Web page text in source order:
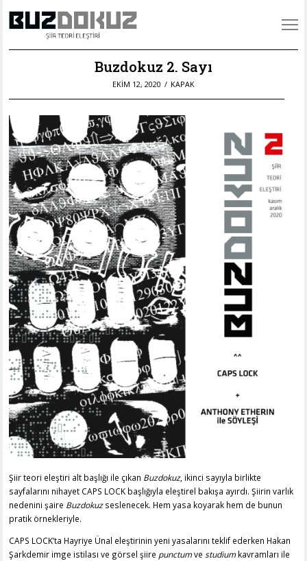
Buzdokuz 2. Sayı
POSTED
EKIM 12, 2020 EKIM
9,
KAPAK
Şiir teori eleştiri alt başlığı ile çıkan Buzdokuz, ikinci sayıyla birlikte
sayfalarını nihayet CAPS LOCK başlığıyla eleştirel bakışa ayırdı. Şiirin varlık
nedenini şaire Buzdokuzseslenecek. Hem yasa koyarak hem de bunun
pratik örnekleriyle.
CAPS LOCK’ta Hayriye Ünal eleştirinin yeni yasalarını teklif ederken Hakan
Şarkdemir imge istilası ve görsel şiire punctumve studiumkavramları ile